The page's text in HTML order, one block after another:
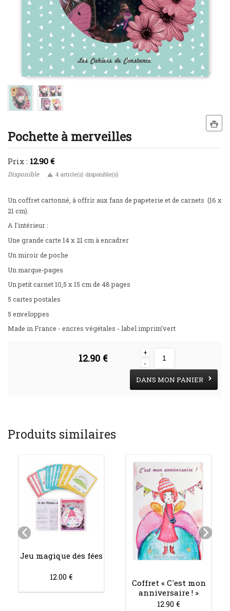
Pochette à merveilles
Prix : 12.90 €
Disponible 4 article(s) disponible(s)
Un coffret cartonné, à offrir aux fans de papeterie et de carnets (16 x
21 cm).
A l'intérieur :
Une grande carte 14 x 21 cm à encadrer
Un miroir de poche
Un marque-pages
Un petit carnet 10,5 x 15 cm de 48 pages
5 cartes postales
5 enveloppes
Made in France - encres végétales - label imprim'vert
12.90 €
+
-
DANS MON PANIER
Produits similaires
Jeu magique des fées
12.00 €
Coffret « C'est mon
anniversaire ! »
12.90 €